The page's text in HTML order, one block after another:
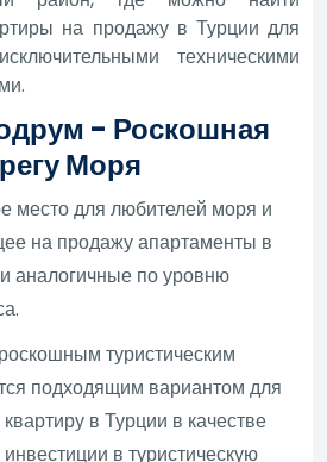
на продажу в Турции для
техническими
- Роскошная
Моря
место для любителей моря и
на продажу апартаменты в
аналогичные по уровню
туристическим
подходящим вариантом для
квартиру в Турции в качестве
в туристическую